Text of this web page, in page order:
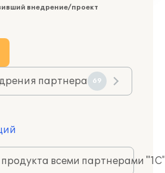
внедрение/проект
партнера 69
всеми партнерами